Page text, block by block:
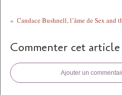
Commenter cet article
Ajouter un